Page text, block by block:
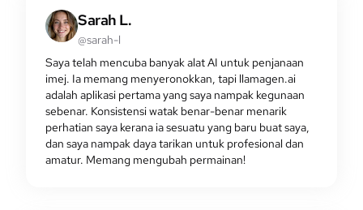
Sarah L.
@sarah-l
Saya telah mencuba banyak alat AI untuk penjanaan
imej. Ia memang menyeronokkan, tapi llamagen.ai
adalah aplikasi pertama yang saya nampak kegunaan
sebenar. Konsistensi watak benar-benar menarik
perhatian saya kerana ia sesuatu yang baru buat saya,
dan saya nampak daya tarikan untuk profesional dan
amatur. Memang mengubah permainan!